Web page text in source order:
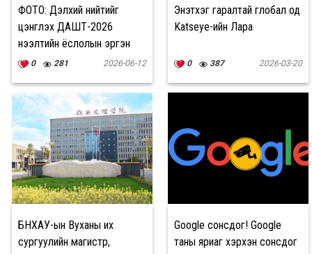
ФОТО: Дэлхий нийтийг
цэнгүүлэх ДАШТ-2026
нээлтийн ёслолын эргэн
тойронд
0 281 2026-06-12
Энэтхэг гаралтай глобал од
Katseye-ийн Лара
0 387 2026-03-20
БНХАУ-ын Вуханы их
сургуулийн магистр,
Google сонсдог! Google
таны яриаг хэрхэн сонсдог